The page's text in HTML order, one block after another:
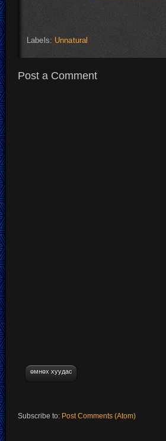
Labels: Unnatural
Post a Comment
өмнөх хуудас
Subscribe to: Post Comments (Atom)